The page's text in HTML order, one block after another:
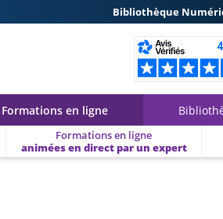
Bibliothèque
Formations en ligne
Formations en ligne
animées en direct par un expert